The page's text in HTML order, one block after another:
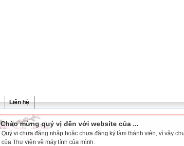
Liên hệ
Chào mừng quý vị đến với website của ...
Quý vị chưa đăng nhập hoặc chưa đăng ký làm thành viên, vì vậy
của Thư viện về máy tính của mình.